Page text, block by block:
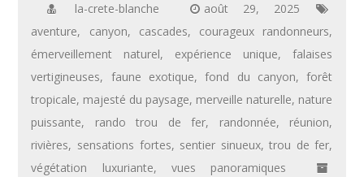
la-crete-blanche
août 29, 2025
aventure, canyon, cascades, courageux randonneurs,
émerveillement naturel, expérience unique,falaises
vertigineuses, faune exotique,fond du canyon,forêt
tropicale, majesté du paysage, merveille naturelle, nature
puissante, rando trou de fer, randonnée, réunion,
rivières, sensations fortes, sentier sinueux,trou de fer,
végétation luxuriante, vues panoramiques